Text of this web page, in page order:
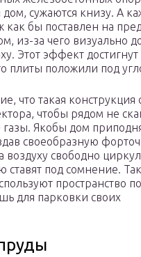
дом, сужаются книзу. А
как бы поставлен на
из-за чего визуально
Этот эффект достигнут
плиты положили под
что такая конструкция
чтобы рядом не
Якобы дом
своеобразную
воздуху свободно
ставят под сомнение.
пространство
для парковки своих